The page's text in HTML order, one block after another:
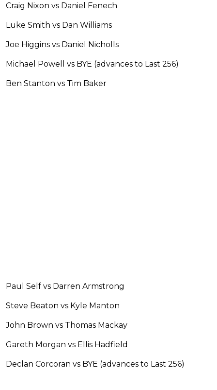
Craig Nixon vs Daniel Fenech
Luke Smith vs Dan Williams
Joe Higgins vs Daniel Nicholls
Michael Powell vs BYE (advances to Last 256)
Ben Stanton vs Tim Baker
Paul Self vs Darren Armstrong
Steve Beaton vs Kyle Manton
John Brown vs Thomas Mackay
Gareth Morgan vs Ellis Hadfield
Declan Corcoran vs BYE (advances to Last 256)